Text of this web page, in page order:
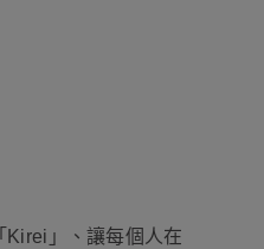
」、讓每個人在